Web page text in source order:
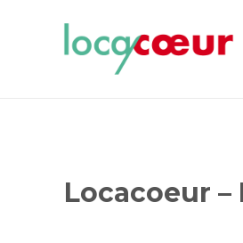
Locacoeur